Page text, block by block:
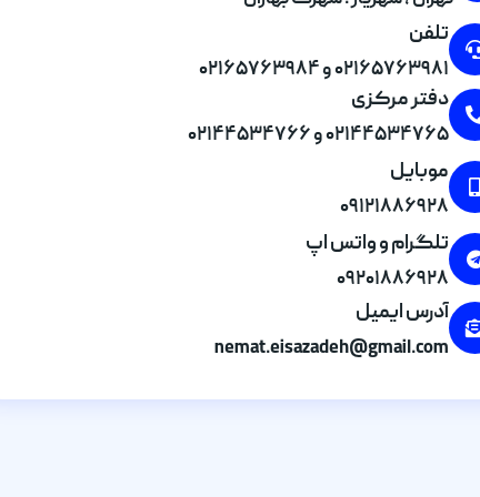
تلفن
۰۲۱۶۵۷۶۳۹۸۱ و ۰۲۱۶۵۷۶۳۹۸۴
دفتر مرکزی
۰۲۱۴۴۵۳۴۷۶۵ و ۰۲۱۴۴۵۳۴۷۶۶
موبایل
۰۹۱۲۱۸۸۶۹۲۸
تلگرام و واتس اپ
۰۹۲۰۱۸۸۶۹۲۸
آدرس ایمیل
nemat.eisazadeh@gmail.com